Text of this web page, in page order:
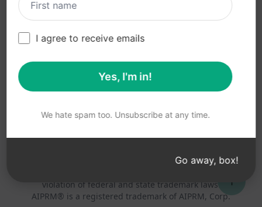
請求条件 (en)
© 2026
All logos, trademarks, and registered trademarks are the
AIPRM and other related brand names are registered
laws.
and EU CTM EU18823472, EU18830896.
violation of federal and state trademark laws.
AIPRM® is a registered trademark of AIPRM, Corp.
↑
I agree to receive emails
Yes, I'm in!
We hate spam too. Unsubscribe at any time.
Go away, box!